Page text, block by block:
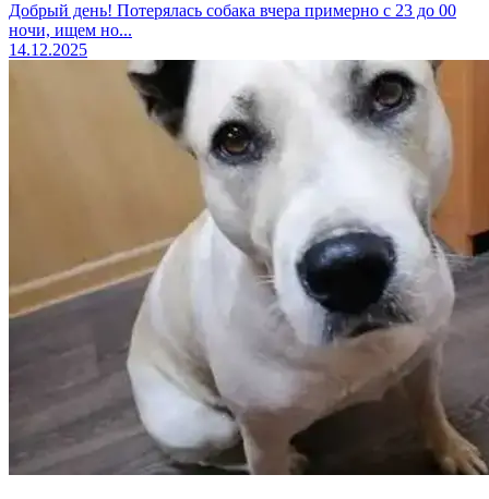
Добрый день! Потерялась собака вчера примерно с 23 до 00
ночи, ищем но...
14.12.2025